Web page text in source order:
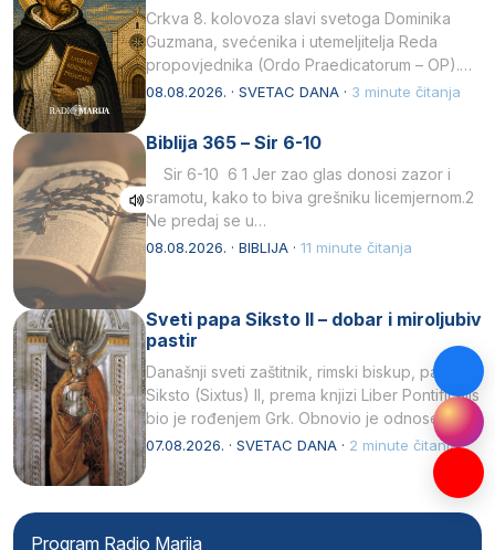
Crkva 8. kolovoza slavi svetoga Dominika
Guzmana, svećenika i utemeljitelja Reda
propovjednika (Ordo Praedicatorum – OP).
Svojim životom, dubokom ljubavlju prema
08.08.2026. · SVETAC DANA · 3 minute čitanja
Biblija 365 – Sir 6-10
Sir 6-10 6 1 Jer zao glas donosi zazor i
sramotu, kako to biva grešniku licemjernom.2
Ne predaj se u…
08.08.2026. · BIBLIJA · 11 minute čitanja
Sveti papa Siksto II – dobar i miroljubiv
pastir
Današnji sveti zaštitnik, rimski biskup, papa
Siksto (Sixtus) II, prema knjizi Liber Pontificalis
bio je rođenjem Grk. Obnovio je odnose s
afričkim…
07.08.2026. · SVETAC DANA · 2 minute čitanja
Program Radio Marija